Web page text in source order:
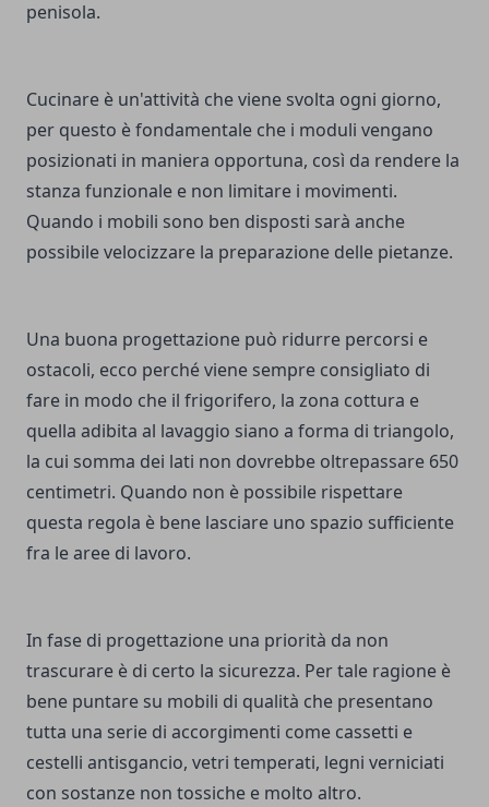
penisola.
Cucinare è un'attività che viene svolta ogni giorno,
per questo è fondamentale che i moduli vengano
posizionati in maniera opportuna, così da rendere la
stanza funzionale e non limitare i movimenti.
Quando i mobili sono ben disposti sarà anche
possibile velocizzare la preparazione delle pietanze.
Una buona progettazione può ridurre percorsi e
ostacoli, ecco perché viene sempre consigliato di
fare in modo che il frigorifero, la zona cottura e
quella adibita al lavaggio siano a forma di triangolo,
la cui somma dei lati non dovrebbe oltrepassare 650
centimetri. Quando non è possibile rispettare
questa regola è bene lasciare uno spazio sufficiente
fra le aree di lavoro.
In fase di progettazione una priorità da non
trascurare è di certo la sicurezza. Per tale ragione è
bene puntare su mobili di qualità che presentano
tutta una serie di accorgimenti come cassetti e
cestelli antisgancio, vetri temperati, legni verniciati
con sostanze non tossiche e molto altro.